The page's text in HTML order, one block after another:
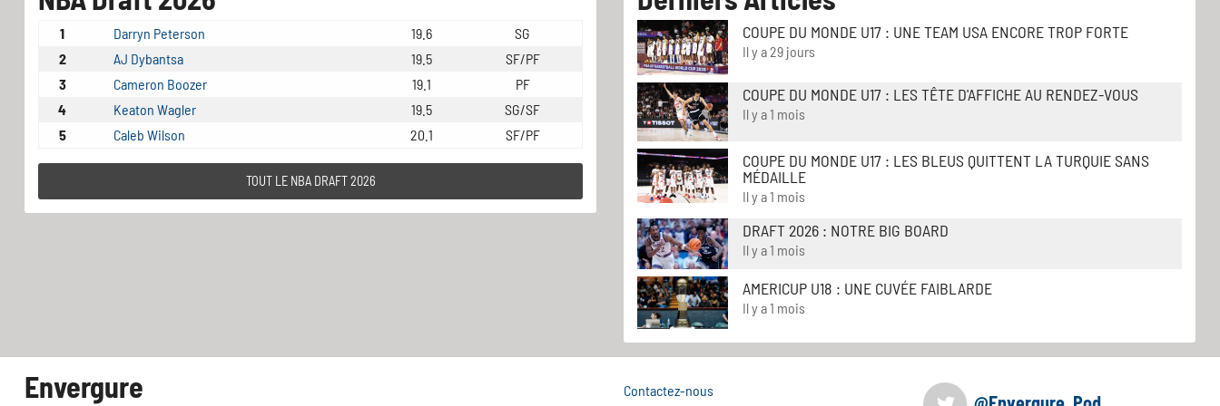
1 Darryn Peterson 19.6
SG
2
AJ Dybantsa 19.5
SF/PF
3
Cameron Boozer 19.1
PF
4
Keaton Wagler 19.5
SG/SF
5
Caleb Wilson 20.1 SF/PF
TOUT LE NBA DRAFT 2026
COUPE DU MONDE U17 : UNE TEAM USA ENCORE TROP FORTE
Il y a 29 jours
COUPE DU MONDE U17 : LES TÊTE D'AFFICHE AU RENDEZ-VOUS
Il y a 1 mois
COUPE DU MONDE U17 : LES BLEUS QUITTENT LA TURQUIE SANS
MÉDAILLE
Il y a 1 mois
DRAFT 2026 : NOTRE BIG BOARD
Il y a 1 mois
AMERICUP U18 : UNE CUVÉE FAIBLARDE
Il y a 1 mois
Envergure Contactez-nous